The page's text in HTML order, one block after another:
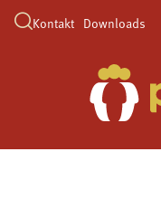
Kontakt Downloads